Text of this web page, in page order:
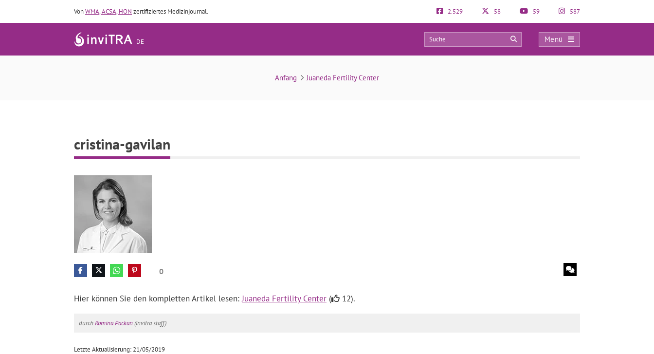
VonWMA, ACSA, HON zertifiziertes Medizinjournal. 2.529 58 59 587
DE
Menü
cristina-gavilan
0 0
Anfang Juaneda Fertility Center
cristina-gavilan
0
Hier können Sie den kompletten Artikel lesen:Juaneda Fertility Center ( 12).
durchRomina Packan(invitra staff).
Letzte Aktualisierung: 21/05/2019